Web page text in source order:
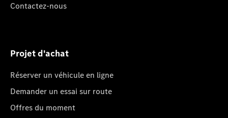
Contactez-nous
Projet d'achat
Réserver un véhicule en ligne
Demander un essai sur route
Offres du moment